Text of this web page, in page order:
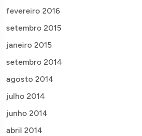
fevereiro 2016
setembro 2015
janeiro 2015
setembro 2014
agosto 2014
julho 2014
junho 2014
abril 2014